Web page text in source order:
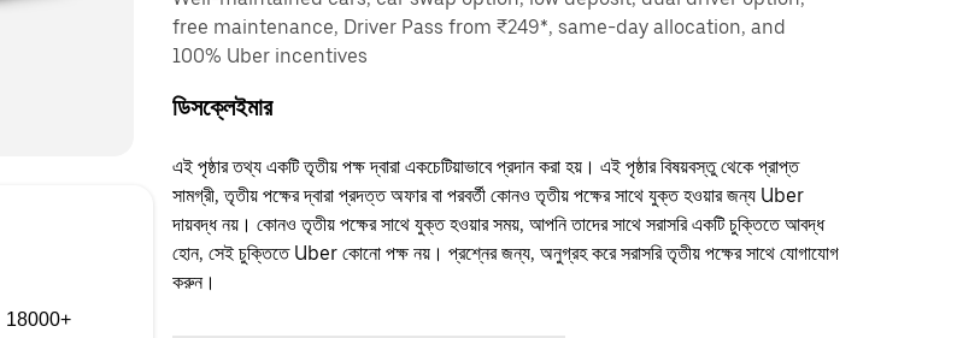
18000+
free maintenance, Driver Pass from ₹249*, same-day allocation, and
100% Uber incentives
ডিসক্লেইমার
এই পৃষ্ঠার তথ্য একটি তৃতীয় পক্ষ দ্বারা একচেটিয়াভাবে প্রদান করা হয়। এই পৃষ্ঠার বিষয়বস্তু থেকে প্রাপ্ত
সামগ্রী, তৃতীয় পক্ষের দ্বারা প্রদত্ত অফার বা পরবর্তী কোনও তৃতীয় পক্ষের সাথে যুক্ত হওয়ার জন্য Uber
দায়বদ্ধ নয়। কোনও তৃতীয় পক্ষের সাথে যুক্ত হওয়ার সময়, আপনি তাদের সাথে সরাসরি একটি চুক্তিতে আবদ্ধ
হোন, সেই চুক্তিতে Uber কোনো পক্ষ নয়। প্রশ্নের জন্য, অনুগ্রহ করে সরাসরি তৃতীয় পক্ষের সাথে যোগাযোগ
করুন।